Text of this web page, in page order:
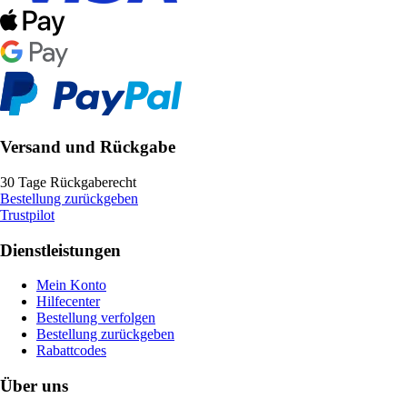
Versand und Rückgabe
30 Tage Rückgaberecht
Bestellung zurückgeben
Trustpilot
Dienstleistungen
Mein Konto
Hilfecenter
Bestellung verfolgen
Bestellung zurückgeben
Rabattcodes
Über uns